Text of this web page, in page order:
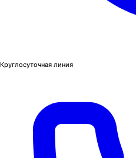
Круглосуточная линия